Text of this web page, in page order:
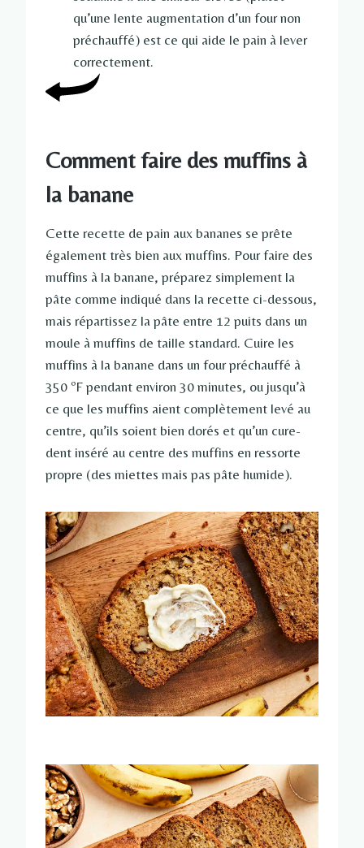
qu’une lente augmentation d’un four non
préchauffé) est ce qui aide le pain à lever
correctement.
Comment faire des muffins à
la banane
Cette recette de pain aux bananes se prête
également très bien aux muffins. Pour faire des
muffins à la banane, préparez simplement la
pâte comme indiqué dans la recette ci-dessous,
mais répartissez la pâte entre 12 puits dans un
moule à muffins de taille standard. Cuire les
muffins à la banane dans un four préchauffé à
350 ºF pendant environ 30 minutes, ou jusqu’à
ce que les muffins aient complètement levé au
centre, qu’ils soient bien dorés et qu’un cure-
dent inséré au centre des muffins en ressorte
propre (des miettes mais pas pâte humide).